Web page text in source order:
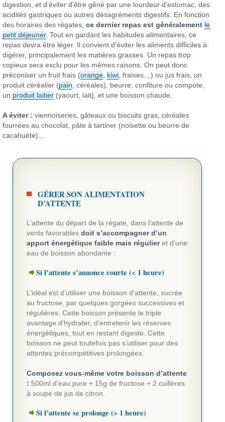
digestion, et d’éviter d’être gêné par une lourdeur d’estomac, des
acidités gastriques ou autres désagréments digestifs. En fonction
des horaires des régates,ce dernier repas est généralement le
petit déjeuner. Tout en gardant les habitudes alimentaires, ce
repas devra être léger. Il convient d’éviter les aliments difficiles à
digérer, principalement les matières grasses. Un repas trop
copieux sera exclu pour les mêmes raisons. On peut donc
préconiser un fruit frais (orange kiwi , fraises…) ou jus frais, un
produit céréalier (pain , céréales), beurre, confiture ou compote,
un produit laitier (yaourt, lait), et une boisson chaude.
A éviter : viennoiseries, gâteaux ou biscuits gras, céréales
fourrées au chocolat, pâte à tartiner (noisette ou beurre de
cacahuète)…
GÉRER SON ALIMENTATION
D’ATTENTE
L’attente du départ de la régate, dans l’attente de
vents favorablesdoit s’accompagner d’un
apport énergétique faible mais régulieret d’une
eau de boisson abondante :
Si l’attente s’annonce courte (< 1 heure)
L’idéal est d’utiliser une boisson d’attente, sucrée
au fructose, par quelques gorgées successives et
régulières. Cette boisson présente le triple
avantage d’hydrater, d’entretenir les réserves
énergétiques, tout en restant digeste. Cette
boisson ne peut toutefois pas s’utiliser pour des
attentes précompétitives prolongées.
Composez vous-même votre boisson d’attente
: 500ml d’eau pure + 15g de fructose + 2 cuillères
à soupe de jus de citron.
Si l’attente se prolonge (> 1 heure)